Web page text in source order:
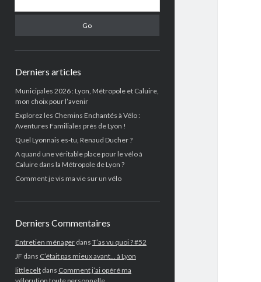
Derniers articles
Municipales 2026 : Lyon, Métropole et Caluire,
mon choix pour l’avenir
Explorez les Chemins Enchantés à Vélo :
Aventures Familiales près de Lyon !
Quel Lyonnais es-tu, Renaud Ducher ?
A quand une véritable place pour le vélo à
Caluire dans la Métropole de Lyon ?
Comment je vis ma vie sur un vélo
Derniers Commentaires
Entretien ménagerdans T’as vu quoi ? #52
JF dans C’était pas mieux avant… à Lyon
littleceltdans Comment j’ai opéré ma